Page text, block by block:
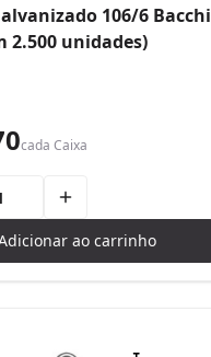
106/6 Bacchi
2.500 unidades)
cada Caixa
ao carrinho